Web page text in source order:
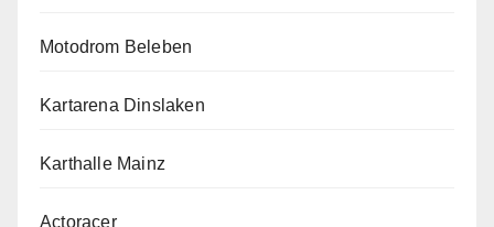
Motodrom Beleben
Kartarena Dinslaken
Karthalle Mainz
Actoracer